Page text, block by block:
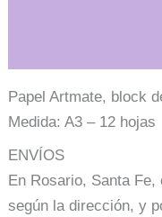
Papel Artmate, block
Medida: A3 – 12 hojas
ENVÍOS
En Rosario, Santa
según la dirección, y